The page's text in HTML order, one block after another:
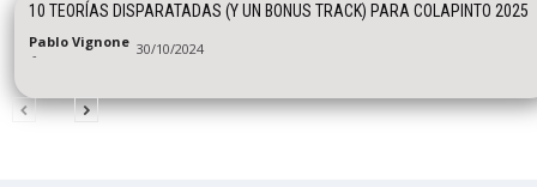
10 TEORÍAS DISPARATADAS (Y UN BONUS TRACK) PARA COLAPINTO 2025
Pablo Vignone
- 30/10/2024